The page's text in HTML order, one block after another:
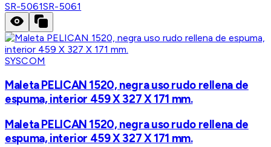
SR-5061SR-5061
SYSCOM
Maleta PELICAN 1520, negra uso rudo rellena de
espuma, interior 459 X 327 X 171 mm.
Maleta PELICAN 1520, negra uso rudo rellena de
espuma, interior 459 X 327 X 171 mm.